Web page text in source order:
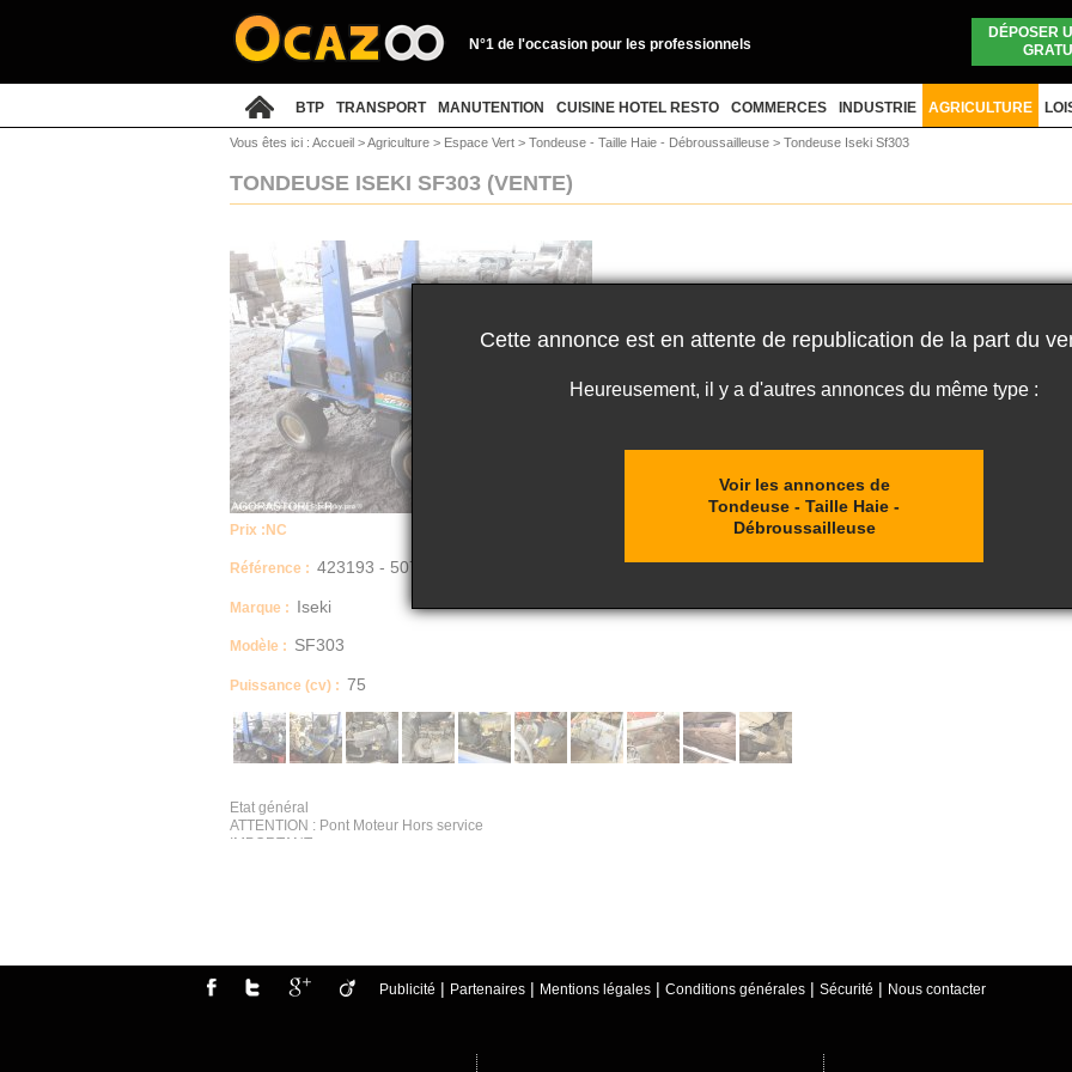
N°1 de l'occasion pour les professionnels
DÉPOSER
BTP TRANSPORT MANUTENTION CUISINE HOTEL RESTO COMMERCES INDUSTRIE AGRICULTURE
Vous êtes ici : Accueil >Agriculture > Espace Vert > Tondeuse - Taille Haie - Débroussailleuse > Tondeuse Iseki Sf303
TONDEUSE ISEKI SF303 (VENTE)
Prix : NC
Référence : 423193 - 507
Marque : Iseki
Modèle : SF303
Puissance (cv) : 75
Etat général
ATTENTION : Pont Moteur Hors service
IMPORTANT
Date de mise en service
31/01/2006
Cette annonce est en attente de republication de la part du
Heureusement, il y a d'autres annonces du même type :
Voir les annonces de
Tondeuse - Taille Haie -
Débroussailleuse
Publicité | Partenaires | Mentions légales | Conditions générales | Sécurité | Nous contacter